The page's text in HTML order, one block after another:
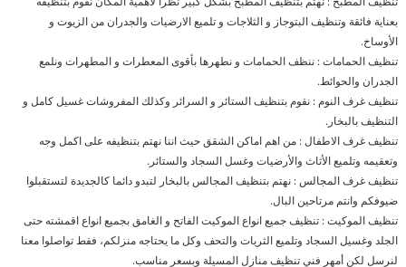
بعناية فائقة وتنظيف البتوجاز و الثلاجات و تلميع الارضيات والجدران من الزيوت و
الأوساخ.
تنظيف الحمامات : ننظف الحمامات و نطهرها بأقوى المعطرات و المطهرات ونلمع
الجدران والحوائط.
تنظيف غرف النوم : نقوم بتنظيف الستائر و السرائر وكذلك المفروشات غسيل كامل و
التنظيف بالبخار.
تنظيف غرف الاطفال : من اهم اماكن الشقق حيث اننا نهتم بتنظيفه على اكمل وجه
وتعقيمه وتلميع الأثاث والأرضيات وغسل السجاد والستائر.
تنظيف غرف المجالس : نهتم بتنظيف المجالس بالبخار لتبدو دائما كالجديدة لتستقبلوا
ضيوفكم وانتم مرتاحين البال.
تنظيف الموكيت : تنظيف جميع انواع الموكيت الفاتح و الغامق بجميع انواع اقمشته حتى
الجلد وغسيل السجاد وتلميع الثريات والتحف وكل ما يحتاجه منزلكم، فقط تواصلوا معنا
لنرسل لكن أمهر فني تنظيف منازل المسيلة وبسعر مناسب.